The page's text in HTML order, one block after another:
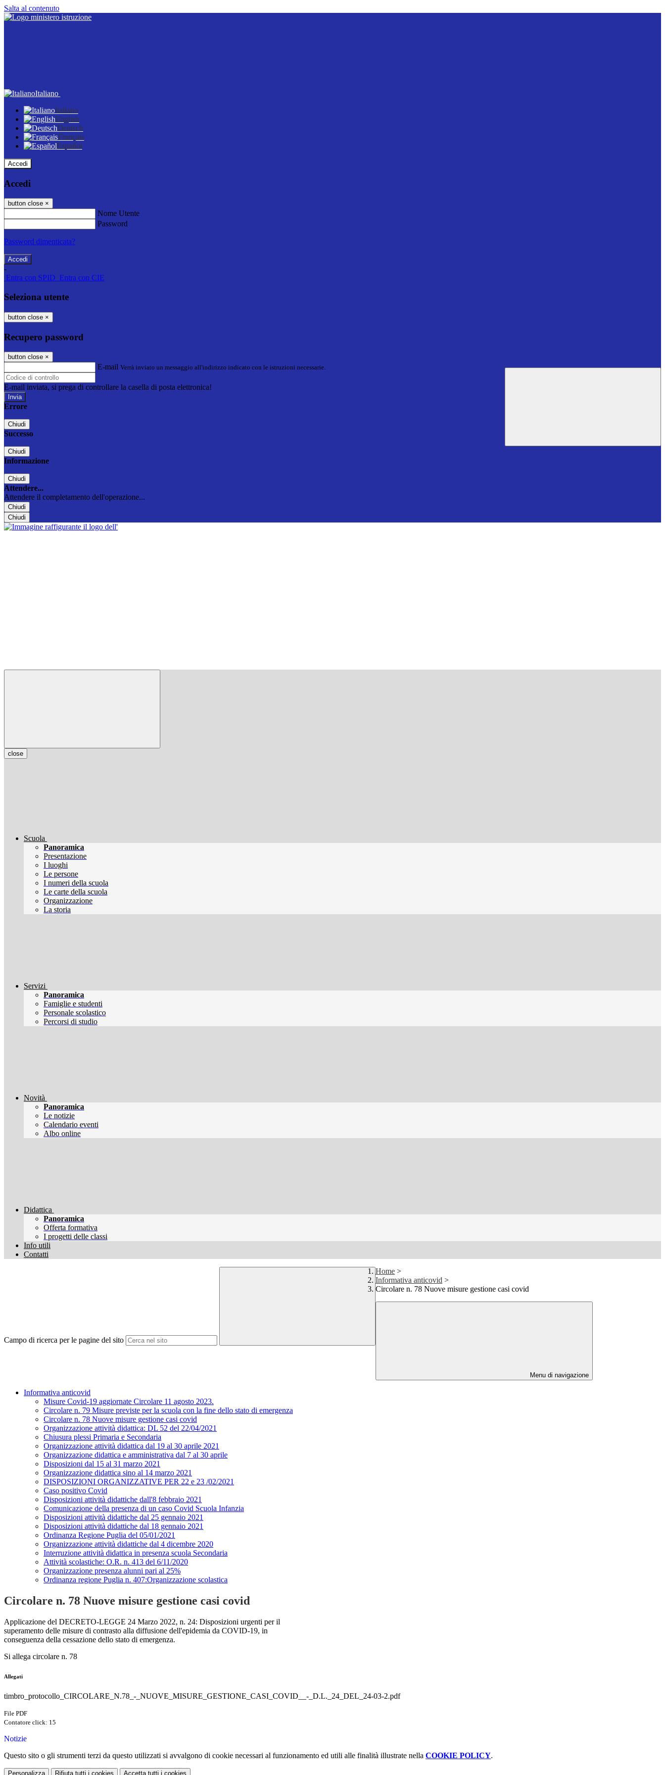
Salta al contenuto
Italiano
Italiano
English
Deutsch
Français
Español
Accedi
Accedi
button close ×
Nome Utente
Password
Password dimenticata?
-
Entra con SPID Entra con CIE
Seleziona utente
button close ×
Recupero password
button close ×
E-mail Verrà inviato un messaggio all'indirizzo indicato con le istruzioni necessarie.
E-mail inviata, si prega di controllare la casella di posta elettronica!
Errore
Chiudi
Successo
Chiudi
Informazione
Chiudi
Attendere...
Attendere il completamento dell'operazione...
Chiudi
Chiudi
close
Scuola
Panoramica
Presentazione
I luoghi
Le persone
I numeri della scuola
Le carte della scuola
Organizzazione
La storia
Servizi
Panoramica
Famiglie e studenti
Personale scolastico
Percorsi di studio
Novità
Panoramica
Le notizie
Calendario eventi
Albo online
Didattica
Panoramica
Offerta formativa
I progetti delle classi
Info utili
Contatti
Campo di ricerca per le pagine del sito
Home >
Informativa anticovid >
Circolare n. 78 Nuove misure gestione casi covid
Menu di navigazione
Informativa anticovid
Misure Covid-19 aggiornate Circolare 11 agosto 2023.
Circolare n. 79 Misure previste per la scuola con la fine dello stato di emergenza
Circolare n. 78 Nuove misure gestione casi covid
Organizzazione attività didattica: DL 52 del 22/04/2021
Chiusura plessi Primaria e Secondaria
Organizzazione attività didattica dal 19 al 30 aprile 2021
Organizzazione didattica e amministrativa dal 7 al 30 aprile
Disposizioni dal 15 al 31 marzo 2021
Organizzazione didattica sino al 14 marzo 2021
DISPOSIZIONI ORGANIZZATIVE PER 22 e 23 /02/2021
Caso positivo Covid
Disposizioni attività didattiche dall'8 febbraio 2021
Comunicazione della presenza di un caso Covid Scuola Infanzia
Disposizioni attività didattiche dal 25 gennaio 2021
Disposizioni attività didattiche dal 18 gennaio 2021
Ordinanza Regione Puglia del 05/01/2021
Organizzazione attività didattiche dal 4 dicembre 2020
Interruzione attività didattica in presenza scuola Secondaria
Attività scolastiche: O.R. n. 413 del 6/11/2020
Organizzazione presenza alunni pari al 25%
Ordinanza regione Puglia n. 407:Organizzazione scolastica
Circolare n. 78 Nuove misure gestione casi covid
Applicazione del DECRETO-LEGGE 24 Marzo 2022, n. 24: Disposizioni urgenti per il
superamento delle misure di contrasto alla diffusione dell'epidemia da COVID-19, in
conseguenza della cessazione dello stato di emergenza.
Si allega circolare n. 78
Allegati
timbro_protocollo_CIRCOLARE_N.78_-_NUOVE_MISURE_GESTIONE_CASI_COVID__-_D.L._24_DEL_24-03-2.pdf
File PDF
Contatore click: 15
Notizie
Questo sito o gli strumenti terzi da questo utilizzati si avvalgono di cookie necessari al funzionamento ed utili alle finalità illustrate nella COOKIE POLICY.
Personalizza Rifiuta tutti i cookies Accetta tutti i cookies